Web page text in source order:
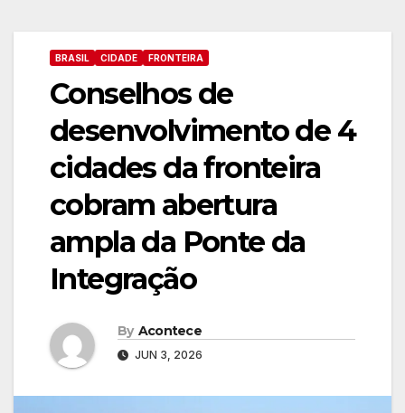
BRASIL CIDADE FRONTEIRA
Conselhos de
desenvolvimento de 4
cidades da fronteira
cobram abertura
ampla da Ponte da
Integração
By Acontece
JUN 3, 2026